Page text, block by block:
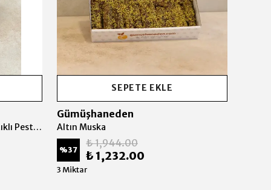
Altın Karışık Paketi (Karışık Fıstıklı Pestil Paketi)
SEPETE EKLE
Gümüşhaneden
Altın Muska
%37
₺ 1,944.00
₺ 1,232.00
3 Miktar